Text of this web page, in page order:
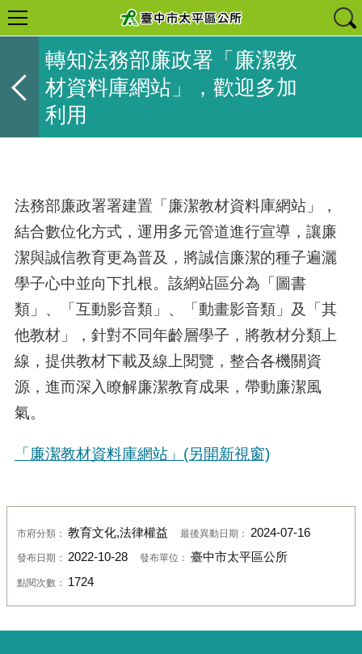
轉知法務部廉政署「廉潔教
材資料庫網站」，歡迎多加
利用
法務部廉政署署建置「廉潔教材資料庫網站」，
結合數位化方式，運用多元管道進行宣導，讓廉
潔與誠信教育更為普及，將誠信廉潔的種子遍灑
學子心中並向下扎根。該網站區分為「圖書
類」、「互動影音類」、「動畫影音類」及「其
他教材」，針對不同年齡層學子，將教材分類上
線，提供教材下載及線上閱覽，整合各機關資
源，進而深入瞭解廉潔教育成果，帶動廉潔風
氣。
「廉潔教材資料庫網站」 (另開新視窗)
市府分類： 教育文化,法律權益 最後異動日期： 2024-07-16
發布日期： 2022-10-28 發布單位： 臺中市太平區公所
點閱次數： 1724